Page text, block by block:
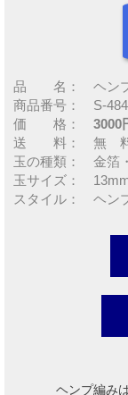
品 名： ヘンプ
商品番号： S-
価 格： 3000
送 料： 無
玉の種類： 金箔
玉サイズ：
スタイル： ヘン
ヘンプ編み